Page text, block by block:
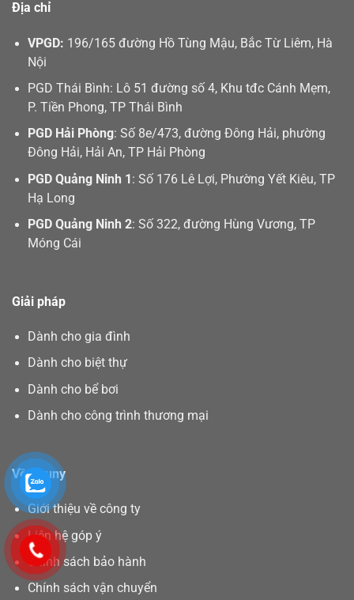
Địa chỉ
VPGD: 196/165 đường Hồ Tùng Mậu, Bắc Từ Liêm, Hà
Nội
PGD Thái Bình: Lô 51 đường số 4, Khu tđc Cánh Mẹm,
P. Tiền Phong, TP Thái Bình
PGD Hải Phòng: Số 8e/473, đường Đông Hải, phường
Đông Hải, Hải An, TP Hải Phòng
PGD Quảng Ninh 1 : Số 176 Lê Lợi, Phường Yết Kiêu, TP
Hạ Long
PGD Quảng Ninh 2: Số 322, đường Hùng Vương, TP
Móng Cái
Giải pháp
Dành cho gia đình
Dành cho biệt thự
Dành cho bể bơi
Dành cho công trình thương mại
Về Asuny
Giới thiệu về công ty
Liên hệ góp ý
Chính sách bảo hành
Chính sách vận chuyển